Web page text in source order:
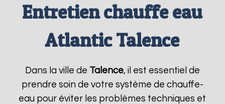
Entretien chauffe eau
Atlantic Talence
Dans la ville de Talence, il est essentiel de
prendre soin de votre système de chauffe-
eau pour éviter les problèmes techniques et